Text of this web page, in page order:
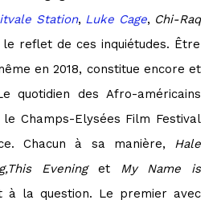
Station, Luke Cage, Chi-Raq
reflet de ces inquiétudes. Être
en 2018, constitue encore et
quotidien des Afro-américains
Champs-Elysées Film Festival
Chacun à sa manière, Hale
EveningetMy Name is
à la question. Le premier avec